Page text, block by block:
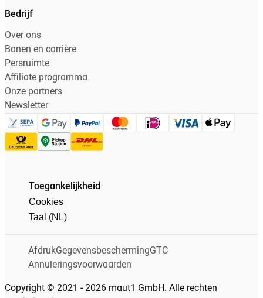
Bedrijf
Over ons
Banen en carrière
Persruimte
Affiliate programma
Onze partners
Newsletter
Toegankelijkheid
Cookies
Taal (NL)
Copyright © 2021 - 2026 maut1 GmbH. Alle rechten
AfdrukGegevensbeschermingGTC
Annuleringsvoorwaarden